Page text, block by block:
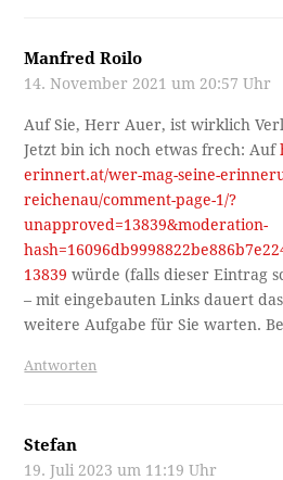
Manfred Roilo
14. November 2021 um 20:57 Uhr
Auf Sie, Herr Auer, ist wirklich
Jetzt bin ich noch etwas frech: Auf
erinnert.at/wer-mag-seine-
reichenau/comment-page-1/?
unapproved=13839&moderation-
13839 würde (falls dieser Eintrag
– mit eingebauten Links dauert
weitere Aufgabe für Sie warten.
Antworten
Stefan
19. Juli 2023 um 11:19 Uhr